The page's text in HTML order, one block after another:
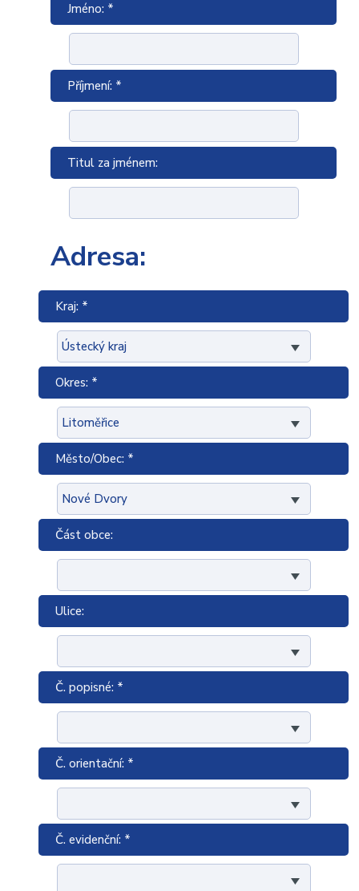
Jméno: *
Příjmení: *
Titul za jménem:
Adresa:
Kraj: *
Okres: *
Město/Obec: *
Část obce:
Ulice:
Č. popisné: *
Č. orientační: *
Č. evidenční: *